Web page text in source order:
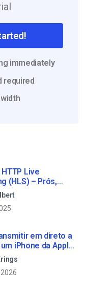
immediately
required
Live
(HLS) – Prós,
como funciona
em direto a
iPhone da Apple
simples